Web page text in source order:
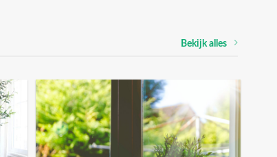
Bekijk alles